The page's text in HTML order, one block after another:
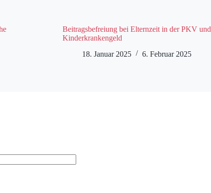
Beitragsbefreiung bei Elternzeit in der PKV und
Kinderkrankengeld
18. Januar 2025
6. Februar 2025